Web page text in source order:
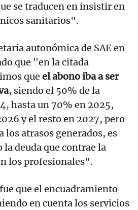
se traducen en insistir en
sanitarios".
autonómica de SAE en
que "en la citada
que el abono iba a ser
, siendo el 50% de la
hasta un 70% en 2025,
y el resto en 2027, pero
los atrasos generados, es
deuda que contrae la
los profesionales".
que el encuadramiento
en cuenta los servicios